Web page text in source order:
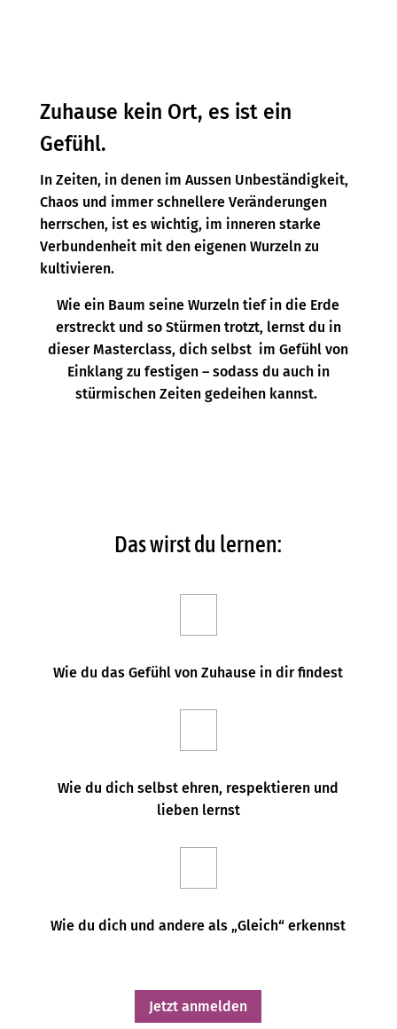
Zuhause kein Ort, es ist ein
Gefühl.
In Zeiten, in denen im Aussen Unbeständigkeit,
Chaos und immer schnellere Veränderungen
herrschen, ist es wichtig, im inneren starke
Verbundenheit mit den eigenen Wurzeln zu
kultivieren.
Wie ein Baum seine Wurzeln tief in die Erde
erstreckt und so Stürmen trotzt, lernst du in
dieser Masterclass, dich selbst im Gefühl von
Einklang zu festigen – sodass du auch in
stürmischen Zeiten gedeihen kannst.
Das wirst du lernen:
Wie du das Gefühl von Zuhause in dir findest
Wie du dich selbst ehren, respektieren und
lieben lernst
Wie du dich und andere als „Gleich“ erkennst
Jetzt anmelden